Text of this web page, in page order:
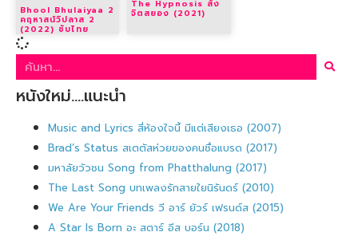
หนังใหม่….แนะนำ
Music and Lyrics สี่ห้องใจนี้ มีแต่เสียงเธอ (2007)
Brad’s Status สเตตัสห่วยของคนชื่อแบรด (2017)
มหาลัยวัวชน Song from Phatthalung (2017)
The Last Song บทเพลงรักสายใยนิรันดร์ (2010)
We Are Your Friends วี อาร์ ยัวร์ เฟรนด์ส (2015)
A Star Is Born อะ สตาร์ อีส บอร์น (2018)
Bhool Bhulaiyaa 2
คฤหาสน์วิปลาส 2
(2022) ซับไทย
The Hypnosis สั่ง
จิตสยอง (2021)